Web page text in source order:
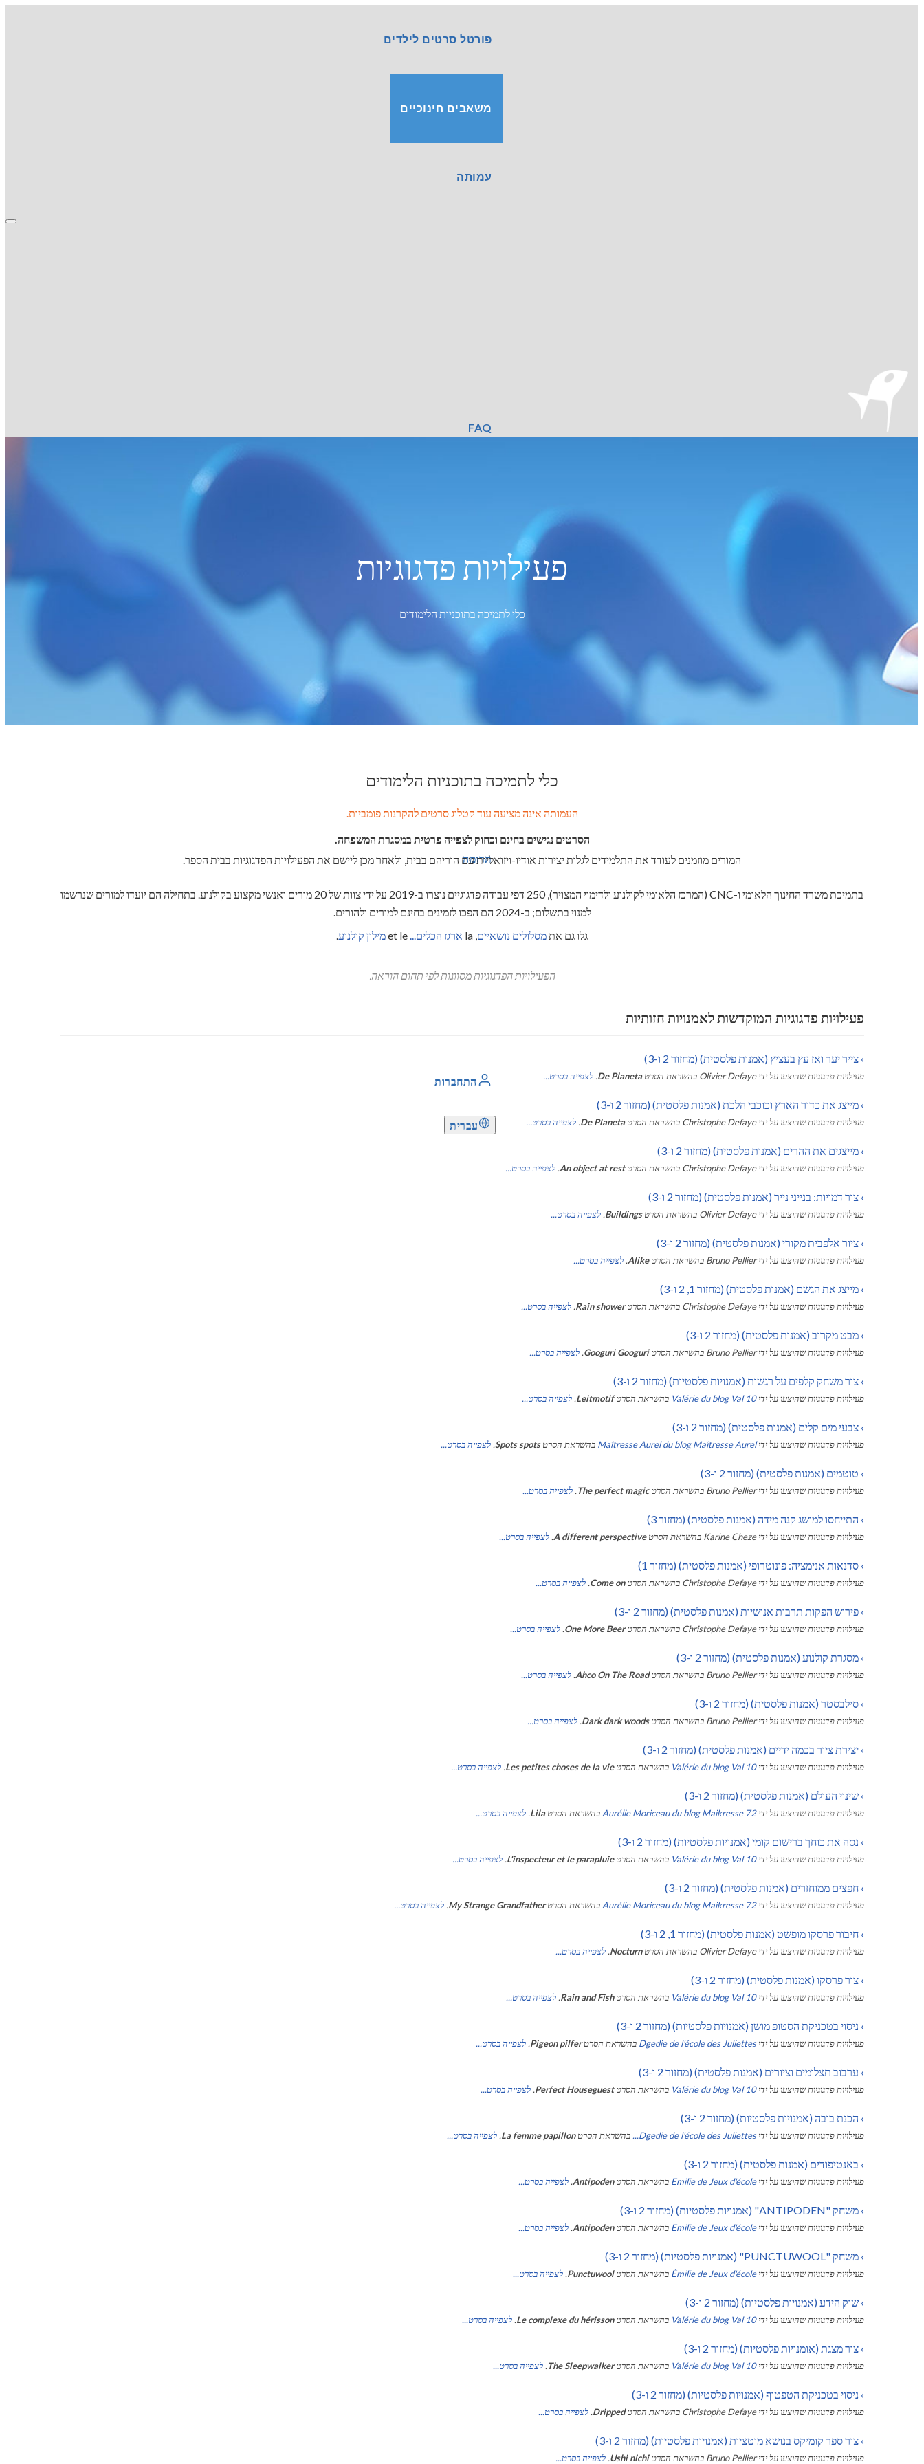
פורטל סרטים לילדים
משאבים חינוכיים
עמותה
FAQ
תרומה
התחברות
עברית
פעילויות פדגוגיות
כלי לתמיכה בתוכניות הלימודים
כלי לתמיכה בתוכניות הלימודים
העמותה אינה מציעה עוד קטלוג סרטים להקרנות פומביות.
הסרטים נגישים בחינם וכחוק לצפייה פרטית במסגרת המשפחה.
המורים מוזמנים לעודד את התלמידים לגלות יצירות אודיו-ויזואליות עם הוריהם בבית, ולאחר מכן ליישם את הפעילויות הפדגוגיות בבית הספר.
בתמיכת משרד החינוך הלאומי ו-CNC (המרכז הלאומי לקולנוע ולדימוי המצויר), 250 דפי עבודה פדגוגיים נוצרו ב-2019 על ידי צוות של 20 מורים ואנשי מקצוע בקולנוע. בתחילה הם יועדו למורים שנרשמו
למנוי בתשלום; ב-2024 הם הפכו לזמינים בחינם למורים ולהורים.
גלו גם אתמסלולים נושאיים, la ארגז הכלים... מילון קולנוע.
הפעילויות הפדגוגיות מסווגות לפי תחום הוראה.
פעילויות פדגוגיות המוקדשות לאמנויות חזותיות
› צייר יער ואז עץ בעציץ (אמנות פלסטית) (מחזור 2 ו-3)
פעילויות פדגוגיות שהוצעו על ידי Olivier Defaye בהשראת הסרט De Planeta
. לצפייה בסרט...
› מייצג את כדור הארץ וכוכבי הלכת (אמנות פלסטית) (מחזור 2 ו-3)
פעילויות פדגוגיות שהוצעו על ידי Christophe Defaye בהשראת הסרט De Planeta
. לצפייה בסרט...
› מייצגים את ההרים (אמנות פלסטית) (מחזור 2 ו-3)
פעילויות פדגוגיות שהוצעו על ידי Christophe Defaye בהשראת הסרט An object at rest
. לצפייה בסרט...
› צור דמויות: בנייני נייר (אמנות פלסטית) (מחזור 2 ו-3)
פעילויות פדגוגיות שהוצעו על ידי Olivier Defaye בהשראת הסרט Buildings
. לצפייה בסרט...
› ציור אלפבית מקורי (אמנות פלסטית) (מחזור 2 ו-3)
פעילויות פדגוגיות שהוצעו על ידי Bruno Pellier בהשראת הסרט Alike
. לצפייה בסרט...
› מייצג את הגשם (אמנות פלסטית) (מחזור 1, 2 ו-3)
פעילויות פדגוגיות שהוצעו על ידי Christophe Defaye בהשראת הסרט Rain shower
. לצפייה בסרט...
› מבט מקרוב (אמנות פלסטית) (מחזור 2 ו-3)
פעילויות פדגוגיות שהוצעו על ידי Bruno Pellier בהשראת הסרט Googuri Googuri
. לצפייה בסרט...
› צור משחק קלפים על רגשות (אמנויות פלסטיות) (מחזור 2 ו-3)
פעילויות פדגוגיות שהוצעו על ידי Valérie du blog Val 10 בהשראת הסרט Leitmotif
. לצפייה בסרט...
› צבעי מים קלים (אמנות פלסטית) (מחזור 2 ו-3)
פעילויות פדגוגיות שהוצעו על ידי Maîtresse Aurel du blog Maîtresse Aurel בהשראת הסרט Spots spots
. לצפייה בסרט...
› טוטמים (אמנות פלסטית) (מחזור 2 ו-3)
פעילויות פדגוגיות שהוצעו על ידי Bruno Pellier בהשראת הסרט The perfect magic
. לצפייה בסרט...
› התייחסו למושג קנה מידה (אמנות פלסטית) (מחזור 3)
פעילויות פדגוגיות שהוצעו על ידי Karine Cheze בהשראת הסרט A different perspective
. לצפייה בסרט...
› סדנאות אנימציה: פונוטרופי (אמנות פלסטית) (מחזור 1)
פעילויות פדגוגיות שהוצעו על ידי Christophe Defaye בהשראת הסרט Come on
. לצפייה בסרט...
› פירוש הפקות תרבות אנושיות (אמנות פלסטית) (מחזור 2 ו-3)
פעילויות פדגוגיות שהוצעו על ידי Christophe Defaye בהשראת הסרט One More Beer
. לצפייה בסרט...
› מסגרת קולנוע (אמנות פלסטית) (מחזור 2 ו-3)
פעילויות פדגוגיות שהוצעו על ידי Bruno Pellier בהשראת הסרט Ahco On The Road
. לצפייה בסרט...
› סילבסטר (אמנות פלסטית) (מחזור 2 ו-3)
פעילויות פדגוגיות שהוצעו על ידי Bruno Pellier בהשראת הסרט Dark dark woods
. לצפייה בסרט...
› יצירת ציור בכמה ידיים (אמנות פלסטית) (מחזור 2 ו-3)
פעילויות פדגוגיות שהוצעו על ידי Valérie du blog Val 10 בהשראת הסרט Les petites choses de la vie
. לצפייה בסרט...
› שינוי העולם (אמנות פלסטית) (מחזור 2 ו-3)
פעילויות פדגוגיות שהוצעו על ידי Aurélie Moriceau du blog Maikresse 72 בהשראת הסרט Lila
. לצפייה בסרט...
› נסה את כוחך ברישום קומי (אמנויות פלסטיות) (מחזור 2 ו-3)
פעילויות פדגוגיות שהוצעו על ידי Valérie du blog Val 10 בהשראת הסרט L'inspecteur et le parapluie
. לצפייה בסרט...
› חפצים ממוחזרים (אמנות פלסטית) (מחזור 2 ו-3)
פעילויות פדגוגיות שהוצעו על ידי Aurélie Moriceau du blog Maikresse 72 בהשראת הסרט My Strange Grandfather
. לצפייה בסרט...
› חיבור פרסקו מופשט (אמנות פלסטית) (מחזור 1, 2 ו-3)
פעילויות פדגוגיות שהוצעו על ידי Olivier Defaye בהשראת הסרט Nocturn
. לצפייה בסרט...
› צור פרסקו (אמנות פלסטית) (מחזור 2 ו-3)
פעילויות פדגוגיות שהוצעו על ידי Valérie du blog Val 10 בהשראת הסרט Rain and Fish
. לצפייה בסרט...
› ניסוי בטכניקת הסטופ מושן (אמנויות פלסטיות) (מחזור 2 ו-3)
פעילויות פדגוגיות שהוצעו על ידי Dgedie de l'école des Juliettes בהשראת הסרט Pigeon pilfer
. לצפייה בסרט...
› ערבוב תצלומים וציורים (אמנות פלסטית) (מחזור 2 ו-3)
פעילויות פדגוגיות שהוצעו על ידי Valérie du blog Val 10 בהשראת הסרט Perfect Houseguest
. לצפייה בסרט...
› הכנת בובה (אמנויות פלסטיות) (מחזור 2 ו-3)
פעילויות פדגוגיות שהוצעו על ידי Dgedie de l'école des Juliettes... בהשראת הסרט La femme papillon
. לצפייה בסרט...
› באנטיפודים (אמנות פלסטית) (מחזור 2 ו-3)
פעילויות פדגוגיות שהוצעו על ידי Emilie de Jeux d'école בהשראת הסרט Antipoden
. לצפייה בסרט...
› משחק "ANTIPODEN" (אמנויות פלסטיות) (מחזור 2 ו-3)
פעילויות פדגוגיות שהוצעו על ידי Emilie de Jeux d'école בהשראת הסרט Antipoden
. לצפייה בסרט...
› משחק "PUNCTUWOOL" (אמנויות פלסטיות) (מחזור 2 ו-3)
פעילויות פדגוגיות שהוצעו על ידי Émilie de Jeux d'école בהשראת הסרט Punctuwool
. לצפייה בסרט...
› שוק הידע (אמנויות פלסטיות) (מחזור 2 ו-3)
פעילויות פדגוגיות שהוצעו על ידי Valérie du blog Val 10 בהשראת הסרט Le complexe du hérisson
. לצפייה בסרט...
› צור מצגת (אומנויות פלסטיות) (מחזור 2 ו-3)
פעילויות פדגוגיות שהוצעו על ידי Valérie du blog Val 10 בהשראת הסרט The Sleepwalker
. לצפייה בסרט...
› ניסוי בטכניקת הטפטוף (אמנויות פלסטיות) (מחזור 2 ו-3)
פעילויות פדגוגיות שהוצעו על ידי Christophe Defaye בהשראת הסרט Dripped
. לצפייה בסרט...
› צור ספר קומיקס בנושא מוטציות (אמנויות פלסטיות) (מחזור 2 ו-3)
פעילויות פדגוגיות שהוצעו על ידי Bruno Pellier בהשראת הסרט Ushi nichi
. לצפייה בסרט...